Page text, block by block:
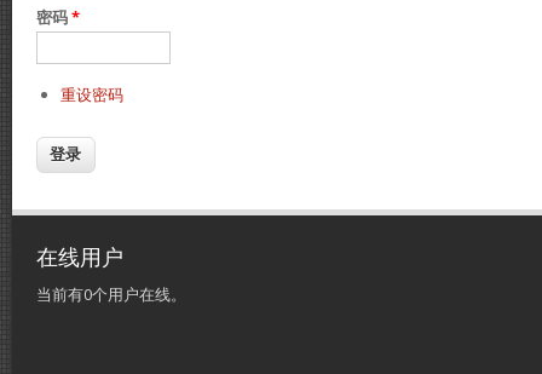
密码*
重设密码
在线用户
当前有0个用户在线。